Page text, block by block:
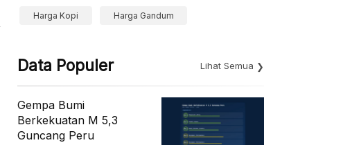
Harga Kopi Harga Gandum
Data Populer Lihat Semua
Gempa Bumi
Berkekuatan M 5,3
Guncang Peru